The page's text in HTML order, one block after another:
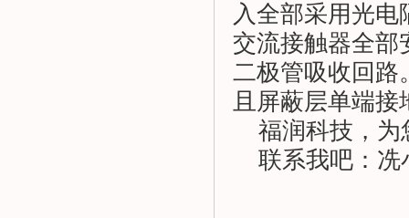
入全部采用光
交流接触器全部
二极管吸收回路
且屏蔽层单端接
福润科技，为
联系我吧：冼